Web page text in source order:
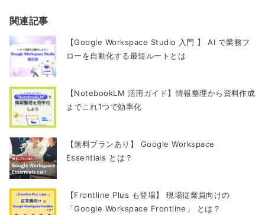
関連記事
【Google Workspace Studio 入門 】 AI で業務フ
ローを自動化する最短ルートとは
【NotebookLM 活用ガイド】情報整理から資料作成
までこれ1つで効率化
【無料プランあり】 Google Workspace
Essentials とは？
【Frontline Plus も登場】 現場従業員向けの
「Google Workspace Frontline」 とは？